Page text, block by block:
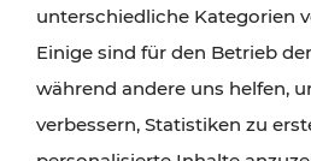
Radtouren oder purer
Attraktionen sind mit den
Angeboten des VOR gut und
unterschiedliche Kategorien
Einige sind für den Betrieb
während andere uns helfen,
verbessern, Statistiken zu